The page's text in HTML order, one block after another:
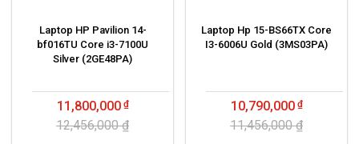
Laptop HP Pavilion 14-
bf016TU Core i3-7100U
Silver (2GE48PA)
11,800,000
12,456,000 ₫
Laptop Hp 15-BS66TX Core
I3-6006U Gold (3MS03PA)
10,790,000
11,456,000 ₫